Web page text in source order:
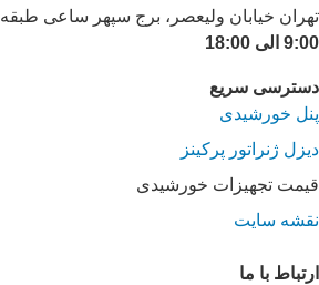
تهران خیابان ولیعصر، برج سپهر ساعی طبقه 7
9:00 الی 18:00
دسترسی سریع
پنل خورشیدی
دیزل ژنراتور پرکینز
قیمت تجهیزات خورشیدی
نقشه سایت
ارتباط با ما